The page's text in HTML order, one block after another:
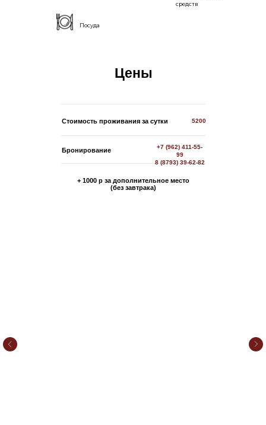
средств
Посуда
Цены
Стоимость проживания за сутки
Бронирование
+ 1000 р за дополнительное место
(без завтрака)
5200
+7 (962) 411-55-
99
8 (8793) 39-62-82